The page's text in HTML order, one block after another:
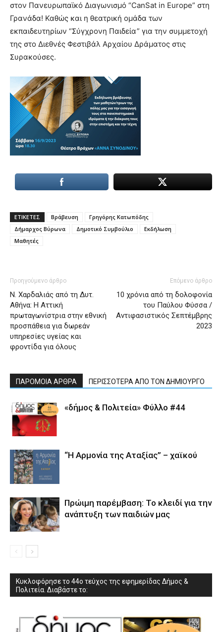
pornhun
hd
στον Πανευρωπαϊκό Διαγωνισμό “CanSat in Europe” στη
Γρανάδα! Καθώς και η θεατρική ομάδα των
εκπαιδευτηρίων “Σύγχρονη Παιδεία” για την συμμετοχή
της στο Διεθνές Φεστιβάλ Αρχαίου Δράματος στις
Συρακούσες.
ΕΤΙΚΕΤΕΣ Βράβευση
Γρηγόρης Κατωπόδης
Δήμαρχος Βύρωνα
Δημοτικό Συμβούλιο
Εκδήλωση
Μαθητές
Προηγούμενο άρθρο
Ν. Χαρδαλιάς από τη Δυτ.
Αθήνα: Η Αττική
πρωταγωνίστρια στην εθνική
προσπάθεια για δωρεάν
υπηρεσίες υγείας και
φροντίδα για όλους
Επόμενο άρθρο
10 χρόνια από τη δολοφονία
του Παύλου Φύσσα /
Αντιφασιστικός Σεπτέμβρης
2023
ΠΑΡΟΜΟΙΑ ΑΡΘΡΑ ΠΕΡΙΣΣΟΤΕΡΑ ΑΠΟ ΤΟΝ ΔΗΜΙΟΥΡΓΟ
«δήμος & Πολιτεία» Φύλλο #44
“Η Αρμονία της Αταξίας” – χαϊκού
Πρώιμη παρέμβαση: Το κλειδί για την
ανάπτυξη των παιδιών µας
Κυκλοφόρησε το 44ο τεύχος της εφημερίδας Δήμος &
Πολιτεία. Διαβάστε το: